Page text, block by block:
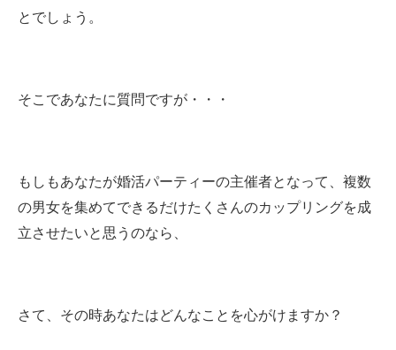
とでしょう。
そこであなたに質問ですが・・・
もしもあなたが婚活パーティーの主催者となって、複数
の男女を集めてできるだけたくさんのカップリングを成
立させたいと思うのなら、
さて、その時あなたはどんなことを心がけますか？